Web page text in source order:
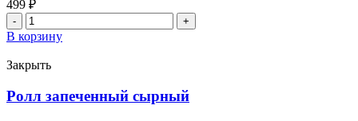
499 ₽
Количество
товара
Запеченный
с
креветками
лососем
В корзину
Закрыть
Ролл запеченный сырный